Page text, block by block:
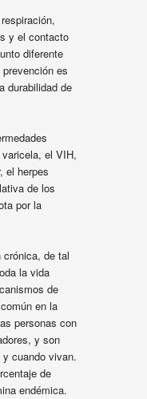
y el contacto
diferente
es
durabilidad de
el VIH,
el herpes
de los
por la
de tal
la vida
de
en la
personas con
y son
cuando vivan.
de
endémica.